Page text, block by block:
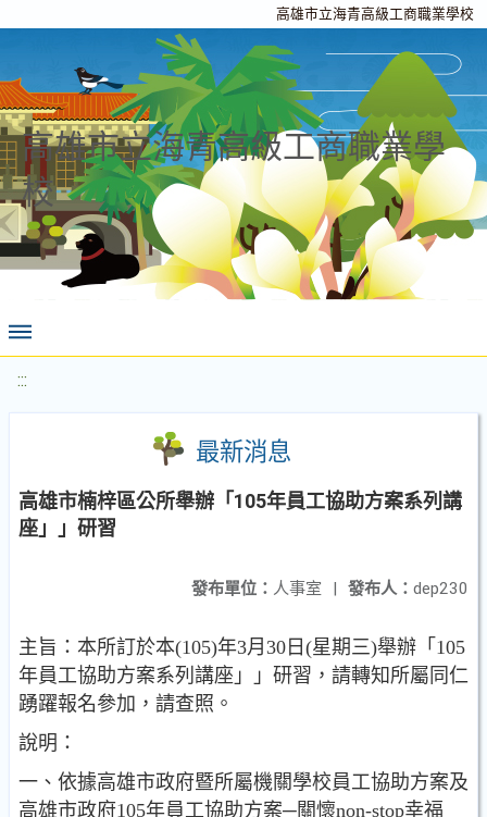
高雄市立海青高級工商職業學校
高雄市立海青高級工商職業學
校
:::
最新消息
高雄市楠梓區公所舉辦「105年員工協助方案系列講
座」」研習
發布人： dep230
發布單位： 人事室 |
主旨：本所訂於本(105)年3月30日(星期三)舉辦「105
年員工協助方案系列講座」」研習，請轉知所屬同仁
踴躍報名參加，請查照。
說明：
一、依據高雄市政府暨所屬機關學校員工協助方案及
高雄市政府105年員工協助方案─關懷non-stop幸福